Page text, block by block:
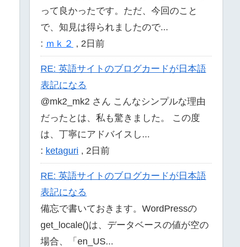
って良かったです。ただ、今回のこと
で、知見は得られましたので...
: ｍｋ２ , 2日前
RE: 英語サイトのブログカードが日本語
表記になる
@mk2_mk2 さん こんなシンプルな理由
だったとは、私も驚きました。 この度
は、丁寧にアドバイスし...
: ketaguri , 2日前
RE: 英語サイトのブログカードが日本語
表記になる
備忘で書いておきます。WordPressの
get_locale()は、データベースの値が空の
場合、「en_US...